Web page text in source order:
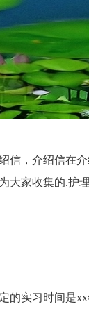
信，介绍信在
大家收集的.护
的实习时间是